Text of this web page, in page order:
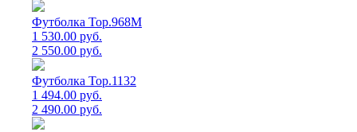
Футболка Top.968M
1 530.00 руб.
2 550.00 руб.
Футболка Top.1132
1 494.00 руб.
2 490.00 руб.